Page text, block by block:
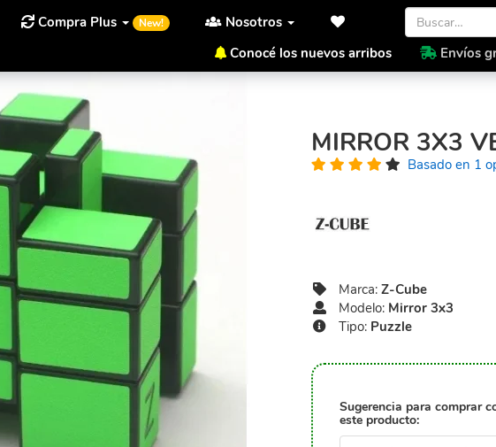
Compra Plus New!
Nosotros
Conocé los nuevos arribos
Envíos
Inicio Z-Cube Mirror 3x3
MIRROR 3X3
Basado en 1
Marca: Z-Cube
Modelo: Mirror 3x3
Tipo: Puzzle
Sugerencia para comprar
este producto: